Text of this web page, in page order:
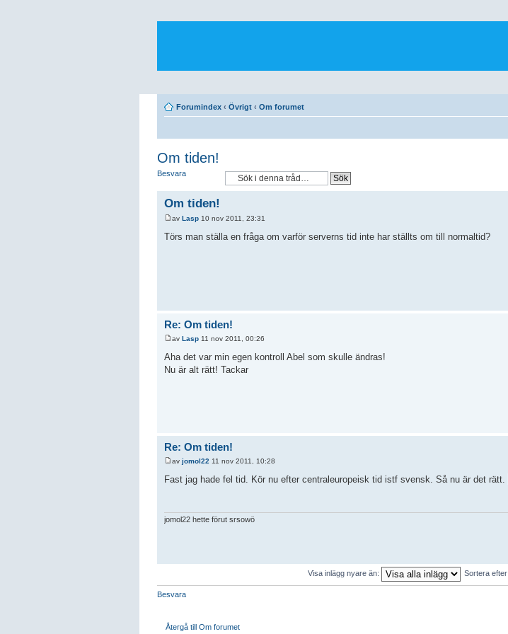
Forumindex ‹ Övrigt ‹ Om forumet
Om tiden!
Besvara
Om tiden!
av Lasp 10 nov 2011, 23:31
Törs man ställa en fråga om varför serverns tid inte har ställts om till normaltid?
Re: Om tiden!
av Lasp 11 nov 2011, 00:26
Aha det var min egen kontroll Abel som skulle ändras!
Nu är alt rätt! Tackar
Re: Om tiden!
av jomol22 11 nov 2011, 10:28
Fast jag hade fel tid. Kör nu efter centraleuropeisk tid istf svensk. Så nu är det rätt.
jomol22 hette förut srsowö
Visa inlägg nyare än: Sortera efter
Besvara
Återgå till Om forumet